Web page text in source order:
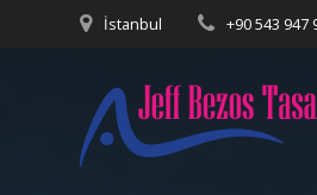
İstanbul +90 543 947